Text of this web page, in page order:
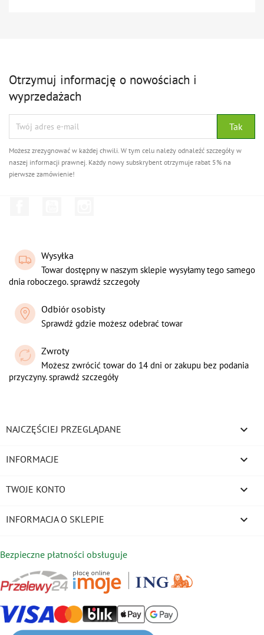
Otrzymuj informację o nowościach i
wyprzedażach
Możesz zrezygnować w każdej chwili. W tym celu należy odnaleźć szczegóły w
naszej informacji prawnej. Każdy nowy subskrybent otrzymuje rabat 5% na
pierwsze zamówienie!
Wysyłka
Towar dostępny w naszym sklepie wysyłamy tego samego
dnia roboczego. sprawdź szczegoły
Odbiór osobisty
Sprawdź gdzie możesz odebrać towar
Zwroty
Możesz zwrócić towar do 14 dni or zakupu bez podania
przyczyny. sprawdź szczegóły
NAJCZĘŚCIEJ PRZEGLĄDANE 
INFORMACJE 
TWOJE KONTO 
INFORMACJA O SKLEPIE keyboard_arrow_down
Bezpieczne płatności obsługuje